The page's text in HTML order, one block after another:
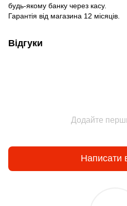
будь-якому банку через касу.
Гарантія від магазина 12 місяців.
Відгуки
Додайте
Написати